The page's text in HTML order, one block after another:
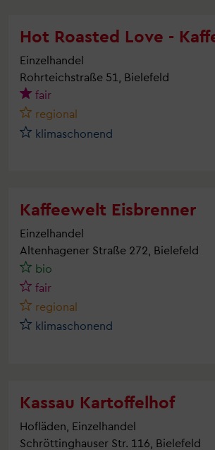
Hot Roasted Love -
Einzelhandel
Rohrteichstraße 51, Bielefeld
fair
regional
klimaschonend
Kaffeewelt Eisbrenner
Einzelhandel
Altenhagener Straße 272, Bielefeld
bio
fair
regional
klimaschonend
Kassau Kartoffelhof
Hofläden, Einzelhandel
Schröttinghauser Str. 116, Bielefeld